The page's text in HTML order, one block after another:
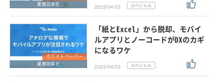
業務効率化
2023/04/03
ホワイトペーパー
業務効率化
「紙とExcel」から脱却、モバイ
ルアプリとノーコードがDXのカギ
になるワケ
2023/04/03